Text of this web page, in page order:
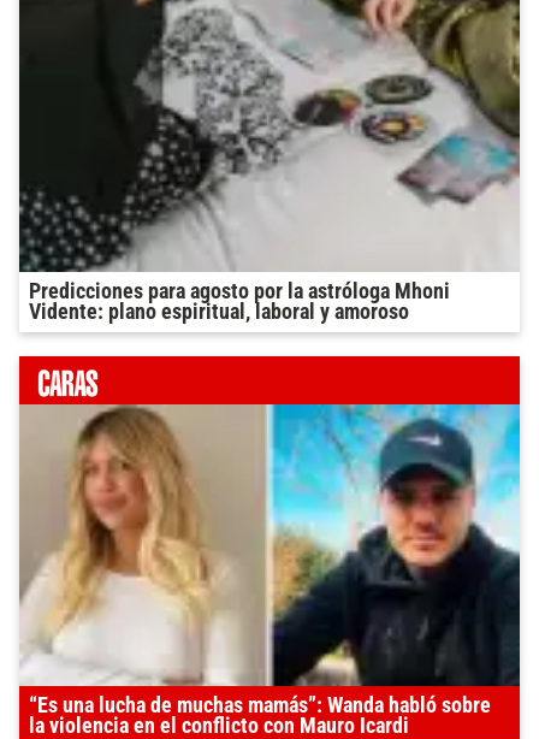
Predicciones para agosto por la astróloga Mhoni
Vidente: plano espiritual, laboral y amoroso
“Es una lucha de muchas mamás”: Wanda habló sobre
la violencia en el conflicto con Mauro Icardi